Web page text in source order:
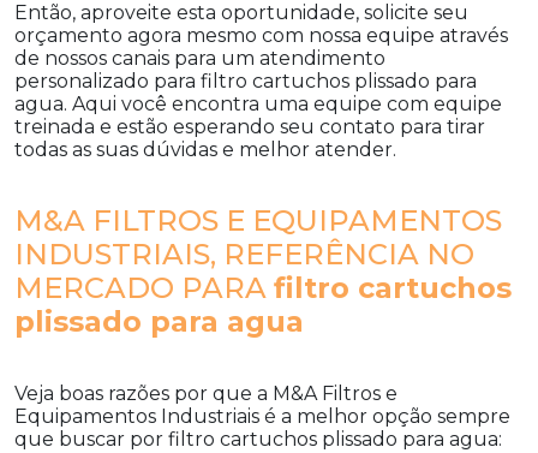
Então, aproveite esta oportunidade, solicite seu
orçamento agora mesmo com nossa equipe através
de nossos canais para um atendimento
personalizado para filtro cartuchos plissado para
agua. Aqui você encontra uma equipe com equipe
treinada e estão esperando seu contato para tirar
todas as suas dúvidas e melhor atender.
M&A FILTROS E EQUIPAMENTOS
INDUSTRIAIS, REFERÊNCIA NO
MERCADO PARA filtro cartuchos
plissado para agua
Veja boas razões por que a M&A Filtros e
Equipamentos Industriais é a melhor opção sempre
que buscar por filtro cartuchos plissado para agua: